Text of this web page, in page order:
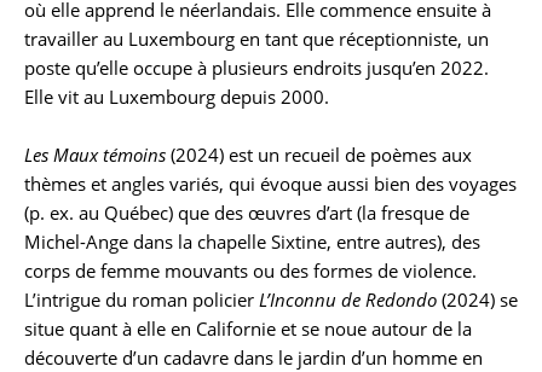
où elle apprend le néerlandais. Elle commence ensuite à
travailler au Luxembourg en tant que réceptionniste, un
poste qu’elle occupe à plusieurs endroits jusqu’en 2022.
Elle vit au Luxembourg depuis 2000.
Les Maux témoins (2024) est un recueil de poèmes aux
thèmes et angles variés, qui évoque aussi bien des voyages
(p. ex. au Québec) que des œuvres d’art (la fresque de
Michel-Ange dans la chapelle Sixtine, entre autres), des
corps de femme mouvants ou des formes de violence.
L’intrigue du roman policier L’Inconnu de Redondo (2024) se
situe quant à elle en Californie et se noue autour de la
découverte d’un cadavre dans le jardin d’un homme en